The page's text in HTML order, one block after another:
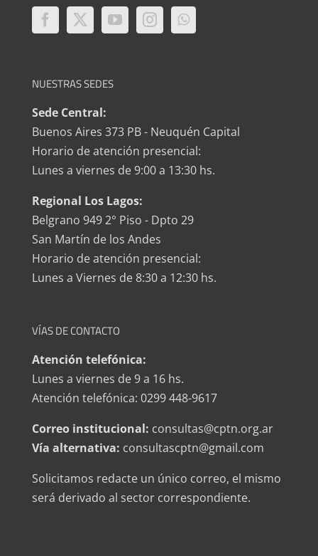
NUESTRAS SEDES
Sede Central:
Buenos Aires 373 PB - Neuquén Capital
Horario de atención presencial:
Lunes a viernes de 9:00 a 13:30 hs.
Regional Los Lagos:
Belgrano 949 2° Piso - Dpto 29
San Martín de los Andes
Horario de atención presencial:
Lunes a Viernes de 8:30 a 12:30 hs.
VÍAS DE CONTACTO
Atención telefónica:
Lunes a viernes de 9 a 16 hs.
Atención telefónica: 0299 448-9617
Correo institucional: consultas@cptn.org.ar
Vía alternativa: consultascptn@gmail.com
Solicitamos redacte un único correo, el mismo
será derivado al sector correspondiente.